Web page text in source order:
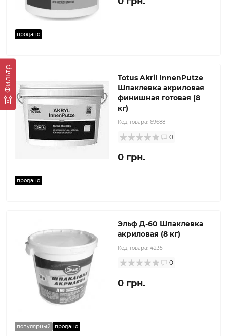
Фильтр
продано
продано
Totus Akril InnenPutze
Шпаклевка акриловая
финишная готовая (8
кг)
Код товара: 69688
0
0 грн.
популярный продано
Эльф Д-60 Шпаклевка
акриловая (8 кг)
Код товара: 4235
0
0 грн.